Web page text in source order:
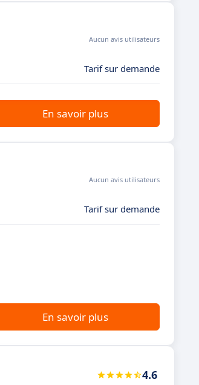
Aucun avis utilisateurs
Tarif sur demande
En savoir plus
Aucun avis utilisateurs
Tarif sur demande
En savoir plus
4.6